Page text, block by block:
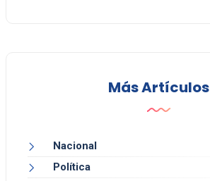
Más Artículos
Nacional
Política